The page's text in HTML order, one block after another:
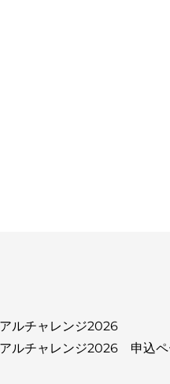
ルチャレンジ2026
ルチャレンジ2026 申込ペ